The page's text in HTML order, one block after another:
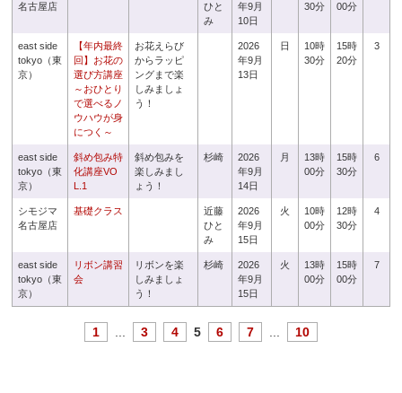
名古屋店
ひと
み
年9月
10日
30分
00分
east side
tokyo（東
京）
【年内最終
回】お花の
選び方講座
～おひとり
で選べるノ
ウハウが身
につく～
お花えらび
からラッピ
ングまで楽
しみましょ
う！
2026
年9月
13日
日
10時
30分
15時
20分
3
east side
tokyo（東
京）
斜め包み特
化講座VO
L.1
斜め包みを
楽しみまし
ょう！
杉崎
2026
年9月
14日
月
13時
00分
15時
30分
6
シモジマ
名古屋店
基礎クラス
近藤
ひと
み
2026
年9月
15日
火
10時
00分
12時
30分
4
east side
tokyo（東
京）
リボン講習
会
リボンを楽
しみましょ
う！
杉崎
2026
年9月
15日
火
13時
00分
15時
00分
7
1 3 4 5 6 7 10